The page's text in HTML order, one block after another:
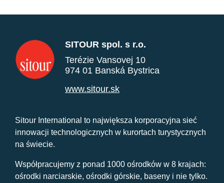
SITOUR spol. s r.o.
Terézie Vansovej 10
974 01 Banská Bystrica
www.sitour.sk
Sitour International to największa korporacyjna sieć
innowacji technologicznych w kurortach turystycznych
na świecie.
Współpracujemy z ponad 1000 ośrodków w 8 krajach:
ośrodki narciarskie, ośrodki górskie, baseny i nie tylko.